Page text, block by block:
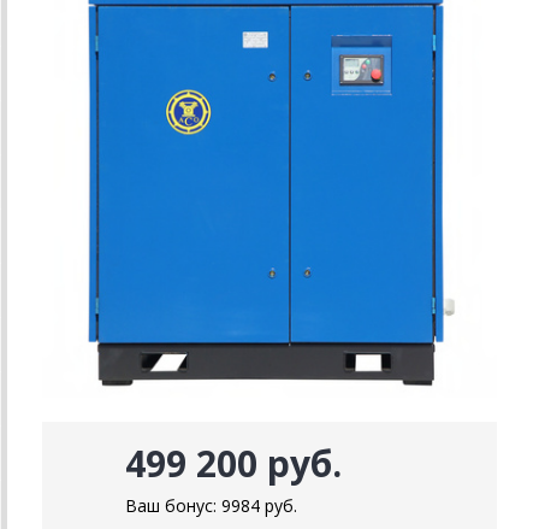
499 200 руб.
Ваш бонус: 9984 руб.